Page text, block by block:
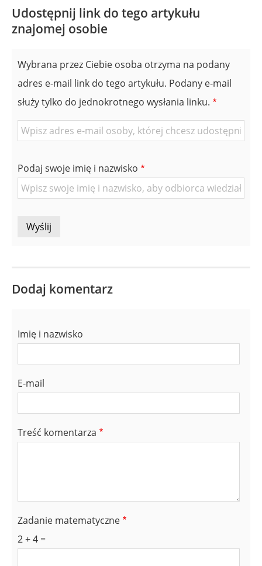
Udostępnij link do tego artykułu
znajomej osobie
Wybrana przez Ciebie osoba otrzyma na podany
adres e-mail link do tego artykułu. Podany e-mail
służy tylko do jednokrotnego wysłania linku.
E-
znajomej
Osoby
Podaj swoje imię i nazwisko
Dodaj komentarz
Imię i nazwisko
E-mail
Treść komentarza
Zadanie matematyczne
2 + 4 =